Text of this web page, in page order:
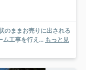
のままお売りに出される
ム工事を行え... もっと見